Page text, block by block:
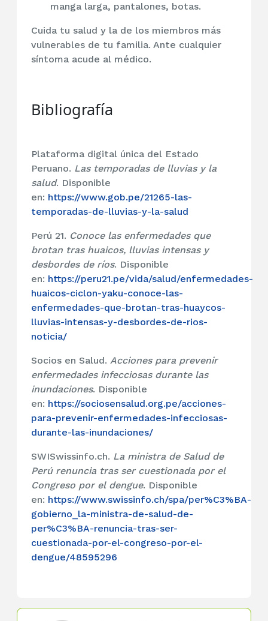
manga larga, pantalones, botas.
Cuida tu salud y la de los miembros más
vulnerables de tu familia. Ante cualquier
síntoma acude al médico.
Bibliografía
Plataforma digital única del Estado
Peruano. Las temporadas de lluvias y la
salud. Disponible
en: https://www.gob.pe/21265-las-
temporadas-de-lluvias-y-la-salud
Perú 21. Conoce las enfermedades que
brotan tras huaicos, lluvias intensas y
desbordes de ríos. Disponible
en: https://peru21.pe/vida/salud/enfermedades-
huaicos-ciclon-yaku-conoce-las-
enfermedades-que-brotan-tras-huaycos-
lluvias-intensas-y-desbordes-de-rios-
noticia/
Socios en Salud. Acciones para prevenir
enfermedades infecciosas durante las
inundaciones. Disponible
en: https://sociosensalud.org.pe/acciones-
para-prevenir-enfermedades-infecciosas-
durante-las-inundaciones/
SWISwissinfo.ch. La ministra de Salud de
Perú renuncia tras ser cuestionada por el
Congreso por el dengue. Disponible
en: https://www.swissinfo.ch/spa/per%C3%BA-
gobierno_la-ministra-de-salud-de-
per%C3%BA-renuncia-tras-ser-
cuestionada-por-el-congreso-por-el-
dengue/48595296